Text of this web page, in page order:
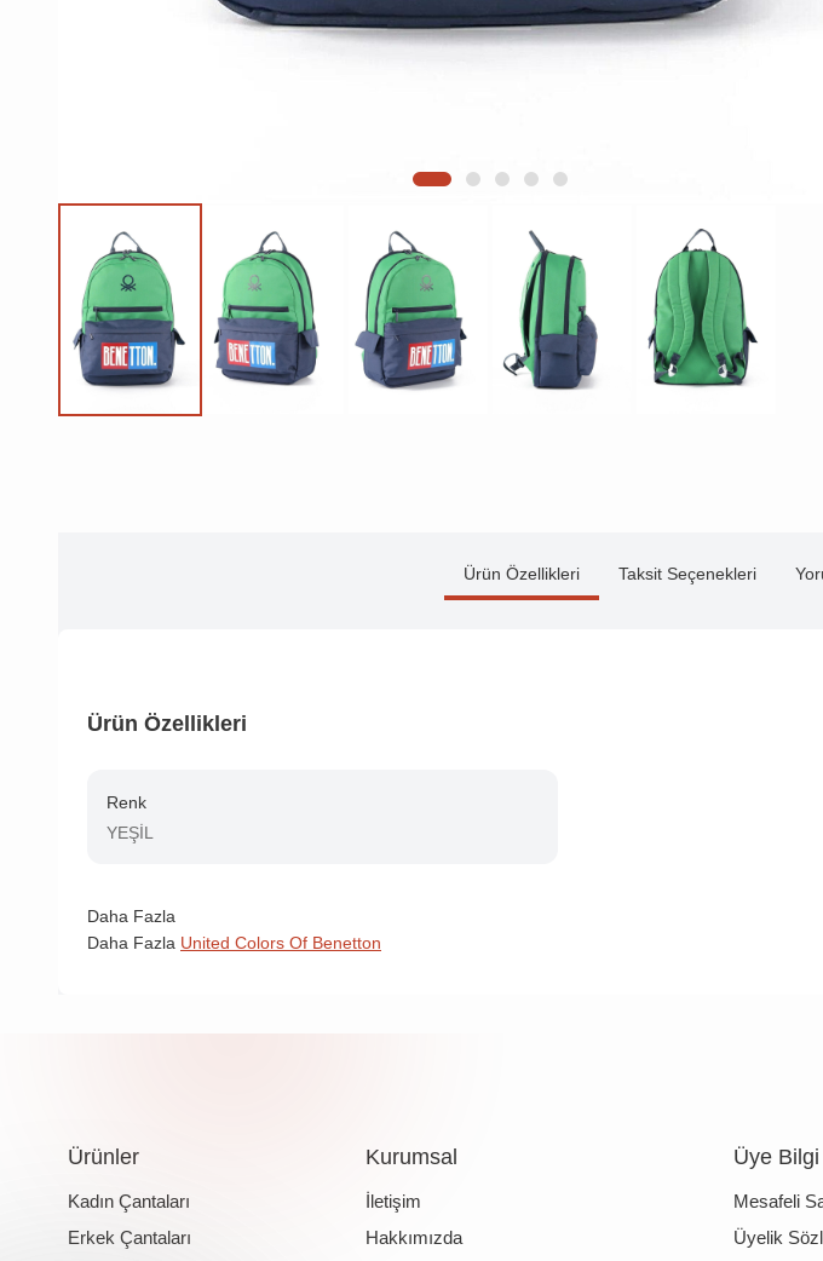
Ürün Özellikleri Taksit Seçenekleri
Ürün Özellikleri
Renk
YEŞİL
Daha Fazla
Daha Fazla United Colors Of Benetton
Ürünler
Kadın Çantaları
Erkek Çantaları
Kurumsal
İletişim
Hakkımızda
Üye Bilgi
Mesafeli
Üyelik